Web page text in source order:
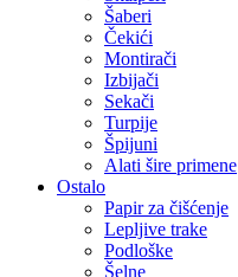
Šaberi
Čekići
Montirači
Izbijači
Sekači
Turpije
Špijuni
Alati šire primene
Ostalo
Papir za čišćenje
Lepljive trake
Podloške
Šelne